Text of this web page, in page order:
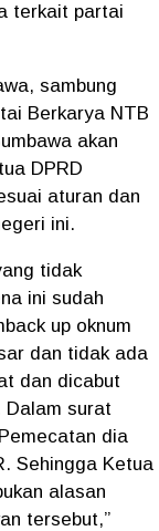
terkait partai
sambung
Berkarya NTB
akan
DPRD
aturan dan
ini.
tidak
ini sudah
up oknum
dan tidak ada
dan dicabut
Dalam surat
dia
Sehingga Ketua
alasan
tersebut,”